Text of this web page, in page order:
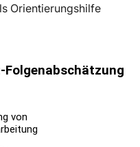
Orientierungshilfe